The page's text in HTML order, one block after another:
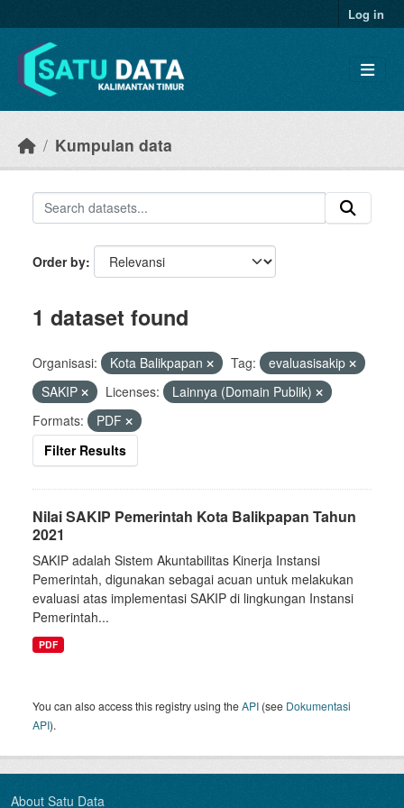
Log in
Kumpulan data
Order by
1 dataset found
Organisasi: Kota Balikpapan Tag:
evaluasisakip
SAKIP
Licenses:
Lainnya (Domain Publik)
Formats:
PDF
Filter Results
Nilai SAKIP Pemerintah Kota Balikpapan Tahun
2021
SAKIP adalah Sistem Akuntabilitas Kinerja Instansi
Pemerintah, digunakan sebagai acuan untuk melakukan
evaluasi atas implementasi SAKIP di lingkungan Instansi
Pemerintah...
PDF
You can also access this registry using theAPI (see Dokumentasi
API).
About Satu Data